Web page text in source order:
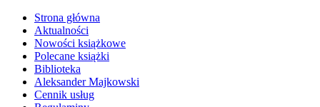
Strona główna
Aktualności
Nowości książkowe
Polecane książki
Biblioteka
Aleksander Majkowski
Cennik usług